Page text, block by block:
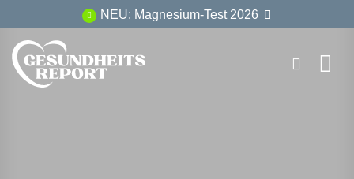
Inhalt
springen
NEU: Magnesium-Test 2026